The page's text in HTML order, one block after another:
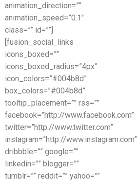
animation_direction=””
animation_speed=”0.1″
class=”” id=””]
[fusion_social_links
icons_boxed=””
icons_boxed_radius=”4px”
icon_colors=”#004b8d”
box_colors=”#004b8d”
tooltip_placement=”” rss=””
facebook=”http://www.facebook.com”
twitter=”http://www.twitter.com”
instagram=”http://www.instagram.com”
dribbble=”” google=””
linkedin=”” blogger=””
tumblr=”” reddit=”” yahoo=””